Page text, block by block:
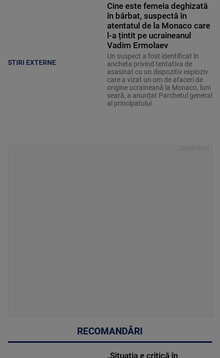
STIRI EXTERNE
Cine este femeia deghizată
în bărbat, suspectă în
atentatul de la Monaco care
l-a țintit pe ucraineanul
Vadim Ermolaev
Un suspect a fost identificat în
ancheta privind tentativa de
asasinat cu un dispozitiv exploziv
care a vizat un om de afaceri de
origine ucraineană la Monaco, luni
seară, a anunțat Parchetul general
al principatului.
RECOMANDĂRI
„Situația e critică în